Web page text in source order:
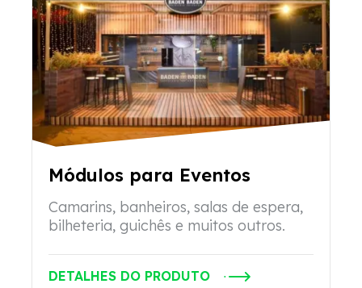
Módulos para Eventos
Camarins, banheiros, salas de espera,
bilheteria, guichês e muitos outros.
DETALHES DO PRODUTO